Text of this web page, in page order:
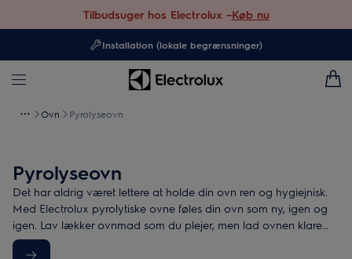
Tilbudsuger hos Electrolux –Køb nu
Installation (lokale begrænsninger)
Ovn Pyrolyseovn
Pyrolyseovn
Det har aldrig været lettere at holde din ovn ren og hygiejnisk.
Med Electrolux pyrolytiske ovne føles din ovn som ny, igen og
igen. Lav lækker ovnmad som du plejer, men lad ovnen klare
rengøringen!